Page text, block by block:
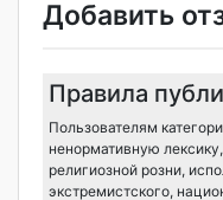
Добавить
Правила
Пользователям
ненормативную
религиозной розни,
экстремистского,